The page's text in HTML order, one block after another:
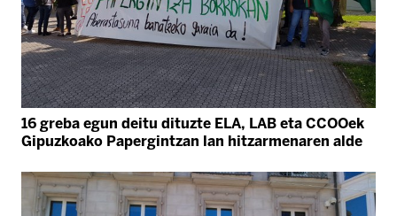
16 greba egun deitu dituzte ELA, LAB eta CCOOek
Gipuzkoako Papergintzan lan hitzarmenaren alde